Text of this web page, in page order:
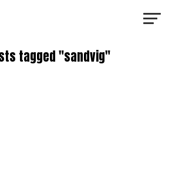
tagged "sandvig"